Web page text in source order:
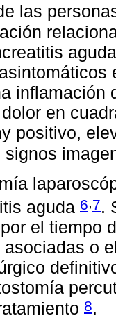
las
inflamación
en
positivo,
signos
aguda 6 7.
el tiempo
o
8.